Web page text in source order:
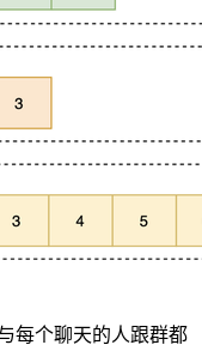
每个聊天的人跟群都